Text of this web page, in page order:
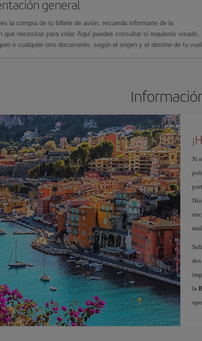
general
la compra de tu billete de avión, recuerda informarte de la
que necesitas para volar. Aquí puedes consultar si requieres visado,
o cualquier otro documento, según el origen y el destino de tu
Si
la